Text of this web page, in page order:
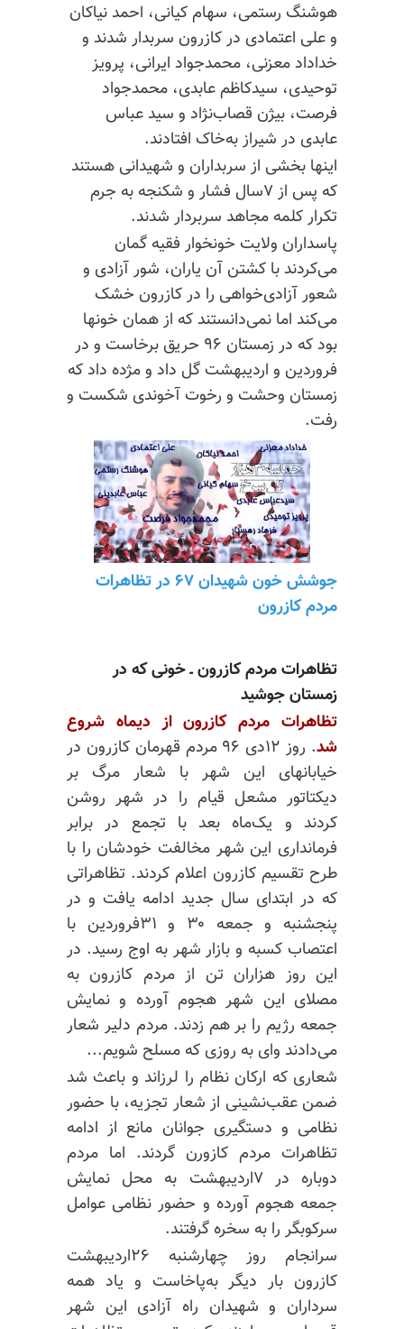
هوشنگ رستمی، سهام کیانی، احمد نیاکان
و علی اعتمادی در کازرون سربدار شدند و
خداداد معزنی، محمدجواد ایرانی، پرویز
توحیدی، سیدکاظم عابدی، محمدجواد
فرصت، بیژن قصاب‌نژاد و سید عباس
عابدی در شیراز به‌خاک افتادند.
اینها بخشی از سربداران و شهیدانی هستند
که پس از ۷سال فشار و شکنجه به جرم
تکرار کلمه مجاهد سربردار شدند.
پاسداران ولایت خونخوار فقیه گمان
می‌کردند با کشتن آن یاران، شور آزادی و
شعورآزادی‌خواهی را در کازرون خشک
می‌کند اما نمی‌دانستند که از همان خونها
بود که در زمستان ۹۶ حریق برخاست و در
فروردین و اردیبهشت گل داد و مژده داد که
زمستان وحشت و رخوت آخوندی شکست و
رفت.
جوشش خون شهیدان۶۷ در تظاهرات
مردم کازرون
تظاهرات مردم کازرون ـ خونی که در
زمستان جوشید
تظاهرات مردم کازرون از دیماه شروع
شد.
روز ۱۲دی ۹۶ مردم قهرمان کازرون در
خیابانهای این شهر با شعار مرگ بر
دیکتاتور مشعل قیام را در شهر روشن
کردند و یک‌ماه بعد با تجمع در برابر
فرمانداری این شهر مخالفت خودشان را با
طرح تقسیم کازرون اعلام کردند. تظاهراتی
که در ابتدای سال جدید ادامه یافت و در
پنجشنبه و جمعه ۳۰ و ۳۱فروردین با
اعتصاب کسبه و بازار شهر به اوج رسید. در
این روز هزاران تن از مردم کازرون به
مصلای این شهر هجوم آورده و نمایش
جمعه رژیم را بر هم زدند. مردم دلیر شعار
می‌دادند وای به روزی که مسلح شویم...
شعاری که ارکان نظام را لرزاند و باعث شد
ضمن عقب‌نشینی از شعار تجزیه، با حضور
نظامی و دستگیری جوانان مانع از ادامه
تظاهرات مردم کازورن گردند. اما مردم
دوباره در ۷اردیبهشت به محل نمایش
جمعه هجوم آورده و حضور نظامی عوامل
سرکوبگر را به سخره گرفتند.
سرانجام روز چهارشنبه ۲۶اردیبهشت
کازرون بار دیگر به‌پاخاست و یاد همه
سرداران و شهیدان راه آزادی این شهر